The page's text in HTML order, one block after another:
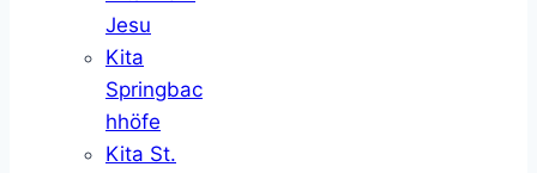
Jesu
Kita
Springbac
hhöfe
Kita St.